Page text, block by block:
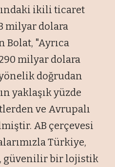
ikili ticaret
milyar dolara
Bolat, "Ayrıca
milyar dolara
doğrudan
yaklaşık yüzde
ve Avrupalı
AB çerçevesi
Türkiye,
güvenilir bir lojistik